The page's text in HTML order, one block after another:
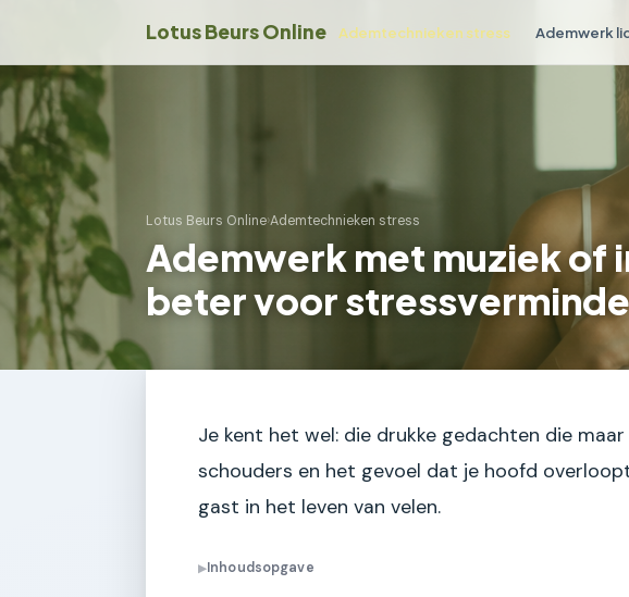
Lotus Beurs Online Ademtechnieken stress Ademwerk
Lotus Beurs Online›Ademtechnieken stress
Ademwerk met muziek of
beter voor
Je kent het wel: die drukke gedachten die
schouders en het gevoel dat je hoofd
gast in het leven van velen.
▶Inhoudsopgave